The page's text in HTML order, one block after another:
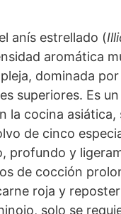
anís estrellado (
aromática
dominada
superiores. Es
la cocina asiática,
de cinco
profundo y
de cocción
roja y
solo se